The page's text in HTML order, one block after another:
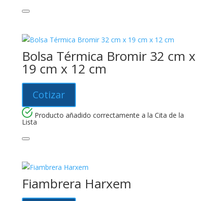
Bolsa Térmica Bromir 32 cm x
19 cm x 12 cm
Cotizar
Producto añadido correctamente a la Cita de la
Lista
Fiambrera Harxem